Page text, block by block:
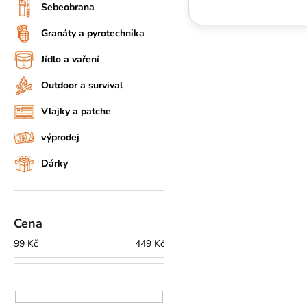
Sebeobrana
Granáty a pyrotechnika
Jídlo a vaření
Outdoor a survival
Vlajky a patche
výprodej
Dárky
Cena
99 Kč 449 Kč